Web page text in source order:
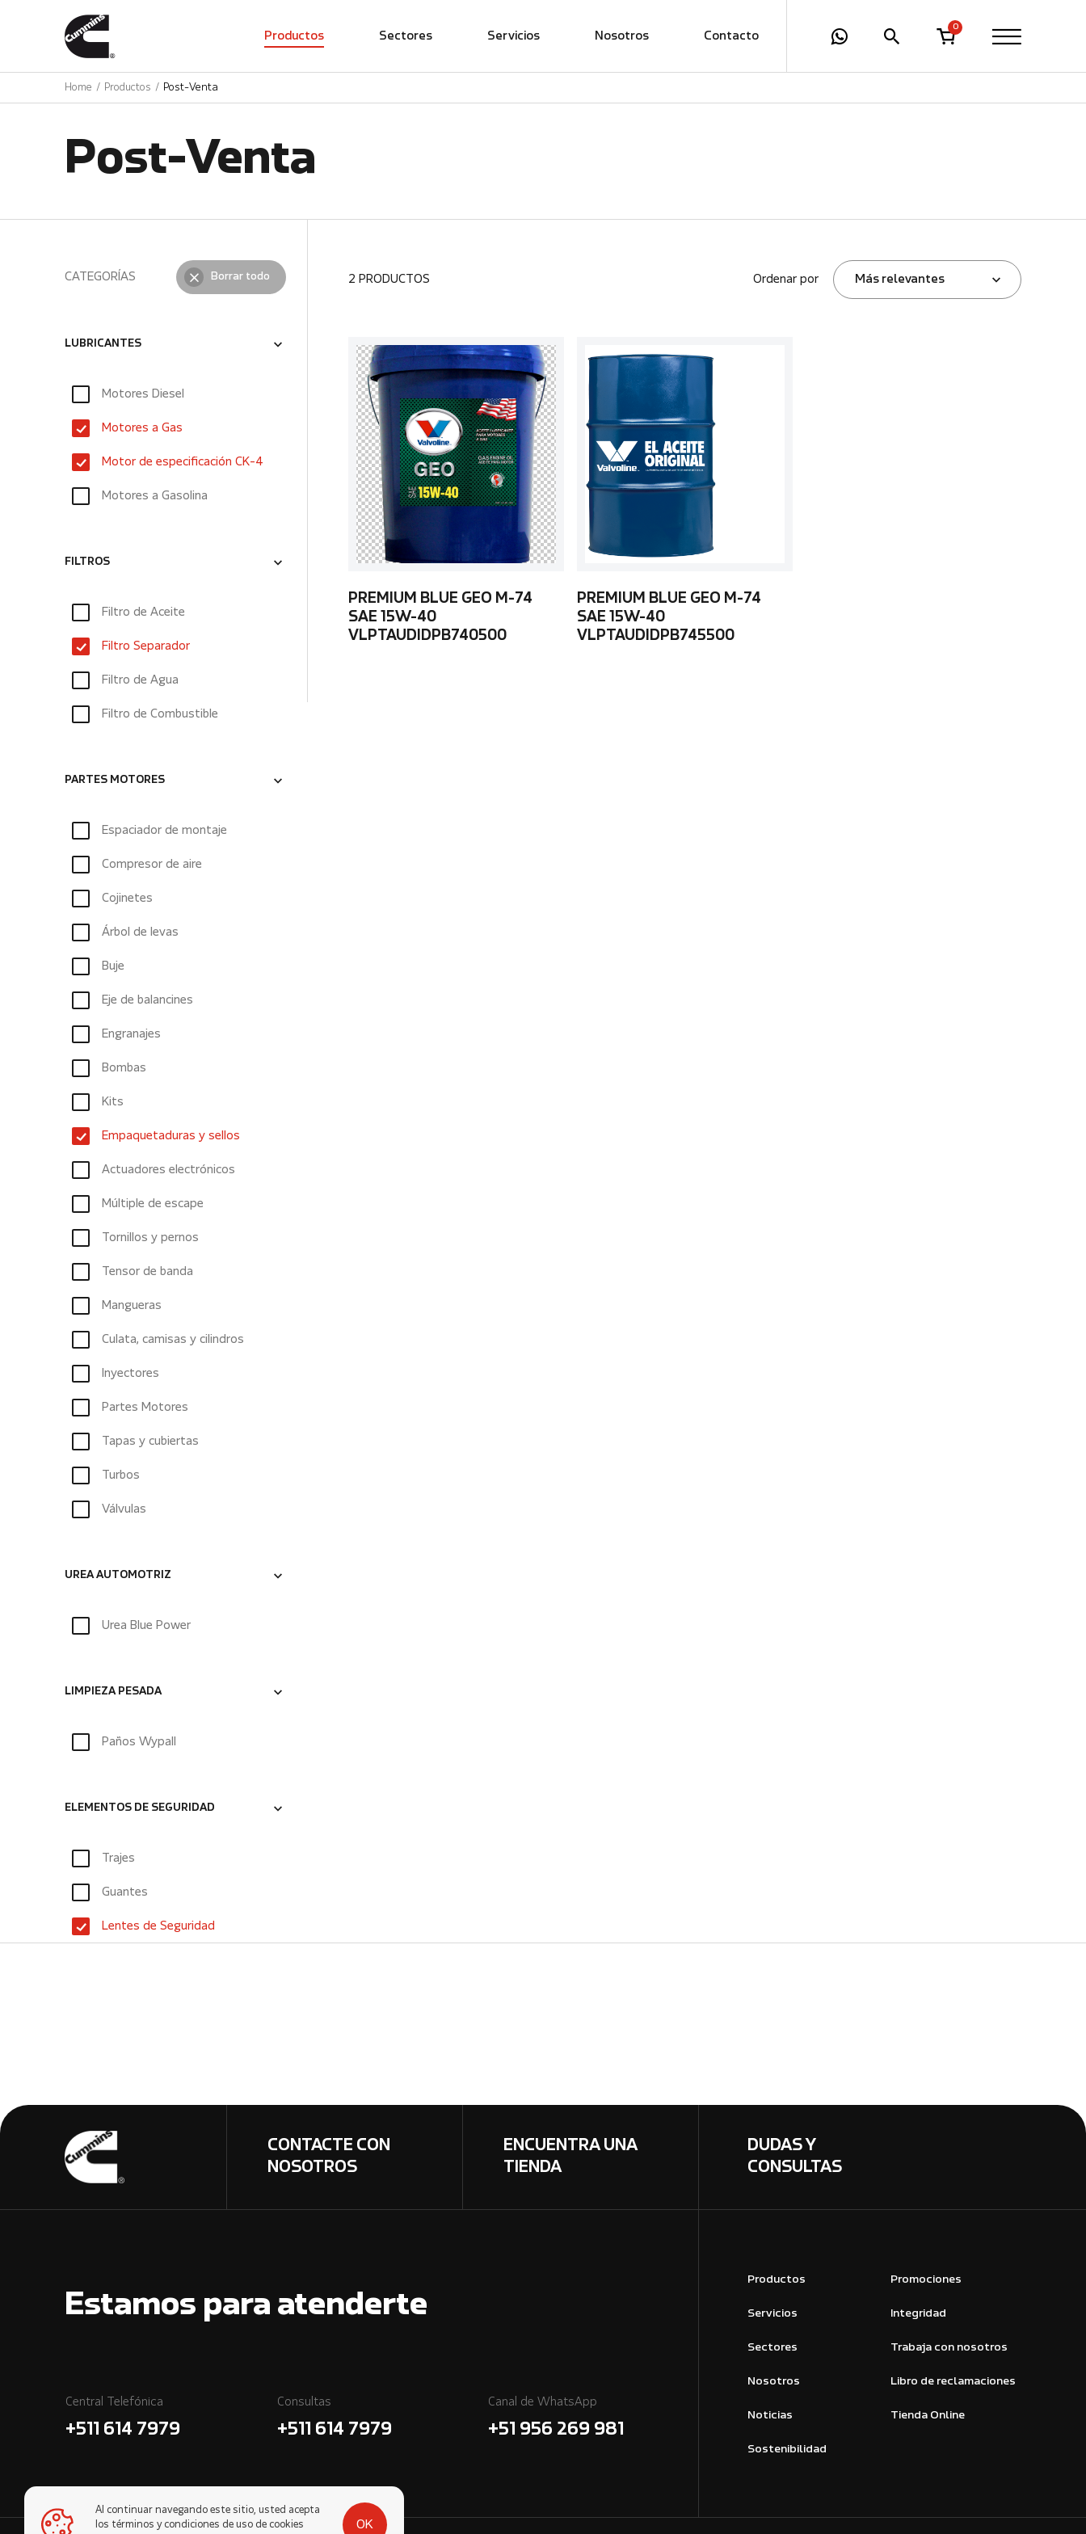
Productos Sectores Servicios Nosotros Contacto
0
Home Productos Post-Venta
Post-Venta
CATEGORÍAS Borrar todo
LUBRICANTES
Motores Diesel
Motores a Gas
Motor de especificación CK-4
Motores a Gasolina
FILTROS
Filtro de Aceite
Filtro Separador
Filtro de Agua
Filtro de Combustible
PARTES MOTORES
Espaciador de montaje
Compresor de aire
Cojinetes
Árbol de levas
Buje
Eje de balancines
Engranajes
Bombas
Kits
Empaquetaduras y sellos
Actuadores electrónicos
Múltiple de escape
Tornillos y pernos
Tensor de banda
Mangueras
Culata, camisas y cilindros
Inyectores
Partes Motores
Tapas y cubiertas
Turbos
Válvulas
UREA AUTOMOTRIZ
Urea Blue Power
LIMPIEZA PESADA
Paños Wypall
ELEMENTOS DE SEGURIDAD
Trajes
Guantes
Lentes de Seguridad
2 PRODUCTOS Ordenar por Más relevantes
PREMIUM BLUE GEO M-74
SAE 15W-40
VLPTAUDIDPB740500
PREMIUM BLUE GEO M-74
SAE 15W-40
VLPTAUDIDPB745500
CONTACTE CON
NOSOTROS
ENCUENTRA UNA
TIENDA
DUDAS Y
CONSULTAS
Estamos para atenderte
Central Telefónica
+511 614 7979
Consultas
+511 614 7979
Canal de WhatsApp
+51 956 269 981
Productos
Servicios
Sectores
Nosotros
Noticias
Sostenibilidad
Promociones
Integridad
Trabaja con nosotros
Libro de reclamaciones
Tienda Online
Al continuar navegando este sitio, usted acepta
los términos y condiciones de uso de cookies
OK